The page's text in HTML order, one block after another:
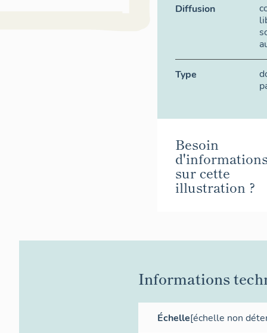
Diffusion
Type
Besoin
sur cette
illustration ?
Informations
Échelle[échelle non